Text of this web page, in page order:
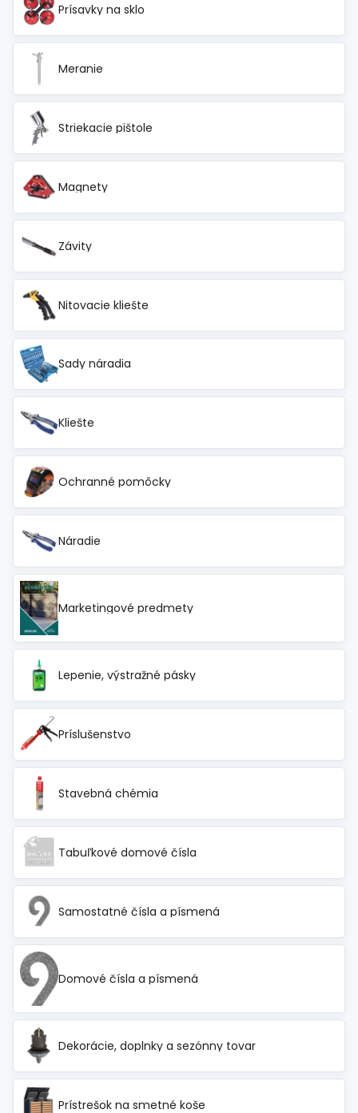
Prísavky na sklo
Meranie
Striekacie pištole
Magnety
Závity
Nitovacie kliešte
Sady náradia
Kliešte
Ochranné pomôcky
Náradie
Marketingové predmety
Lepenie, výstražné pásky
Príslušenstvo
Stavebná chémia
Tabuľkové domové čísla
Samostatné čísla a písmená
Domové čísla a písmená
Dekorácie, doplnky a sezónny tovar
Prístrešok na smetné koše